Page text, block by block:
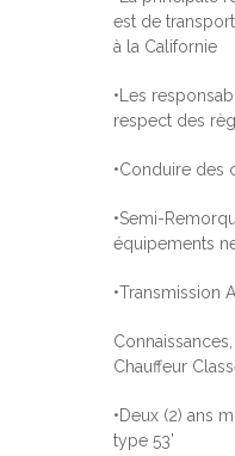
est de
à la Californie
•Les
respect des
•Conduire des
•Semi-
équipements
•Transmission
Chauffeur
•Deux (2) ans
type 53’